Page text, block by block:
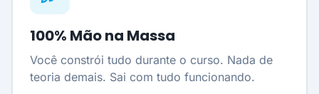
100% Mão na Massa
Você constrói tudo durante o curso. Nada de
teoria demais. Sai com tudo funcionando.